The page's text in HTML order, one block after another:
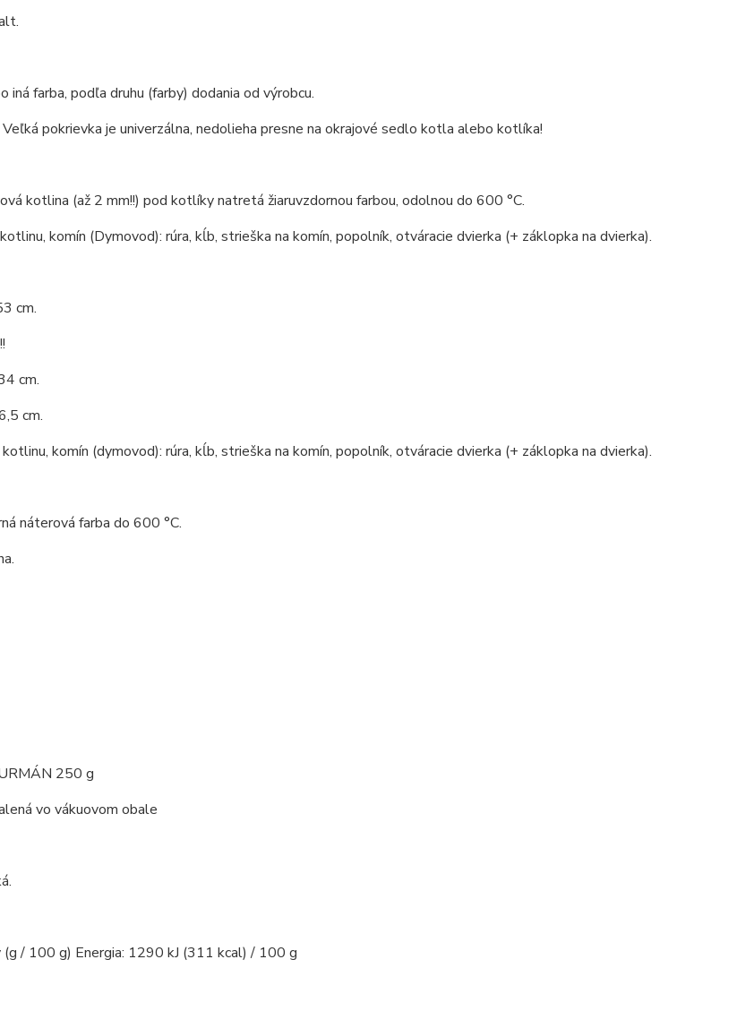
iná farba, podľa druhu (farby) dodania od výrobcu.
pokrievka je univerzálna, nedolieha presne na okrajové sedlo kotla alebo kotlíka!
kotlina (až 2 mm!!) pod kotlíky natretá žiaruvzdornou farbou, odolnou do 600 °C.
komín (Dymovod): rúra, kĺb, strieška na komín, popolník, otváracie dvierka (+ záklopka na dvierka).
cm.
cm.
cm.
komín (dymovod): rúra, kĺb, strieška na komín, popolník, otváracie dvierka (+ záklopka na dvierka).
náterová farba do 600 °C.
250 g
vo vákuovom obale
/ 100 g) Energia: 1290 kJ (311 kcal) / 100 g